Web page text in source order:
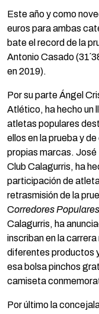
Este año y como
euros para ambas
bate el record de la
Antonio Casado
en 2019).
Por su parte Ángel
Atlético, ha hecho un
atletas populares
ellos en la prueba y
propias marcas. José
Club Calagurris, ha
participación de
retrasmisión de la
Corredores Populares
Calagurris, ha
inscriban en la
diferentes productos
esa bolsa pinchos
camiseta
Por último la